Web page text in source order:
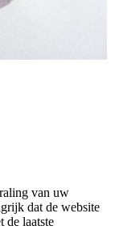
van uw
dat de website
de laatste